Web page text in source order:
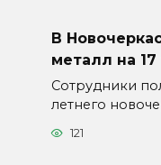
В
металл на
Сотрудники
летнего
121